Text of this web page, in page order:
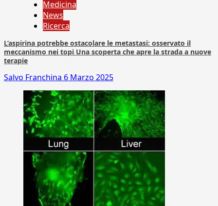
Medicina
News
Ricerca
L’aspirina potrebbe ostacolare le metastasi: osservato il
meccanismo nei topi Una scoperta che apre la strada a nuove
terapie
Salvo Franchina 6 Marzo 2025